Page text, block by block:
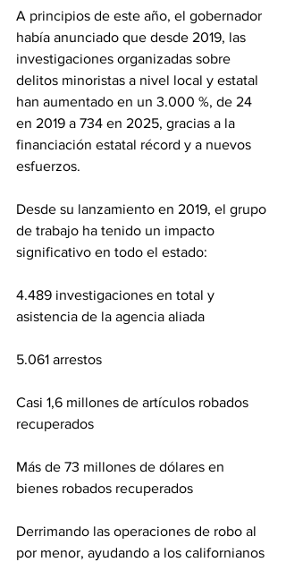
A principios de este año, el gobernador
había anunciado que desde 2019, las
investigaciones organizadas sobre
delitos minoristas a nivel local y estatal
han aumentado en un 3.000 %, de 24
en 2019 a 734 en 2025, gracias a la
financiación estatal récord y a nuevos
esfuerzos.
Desde su lanzamiento en 2019, el grupo
de trabajo ha tenido un impacto
significativo en todo el estado:
4.489 investigaciones en total y
asistencia de la agencia aliada
5.061 arrestos
Casi 1,6 millones de artículos robados
recuperados
Más de 73 millones de dólares en
bienes robados recuperados
Derrimando las operaciones de robo al
por menor, ayudando a los californianos